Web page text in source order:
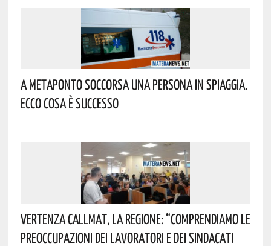
A Metaponto Soccorsa Una Persona In Spiaggia.
Ecco Cosa È Successo
Vertenza CallMat, La Regione: “comprendiamo Le
Preoccupazioni Dei Lavoratori E Dei Sindacati